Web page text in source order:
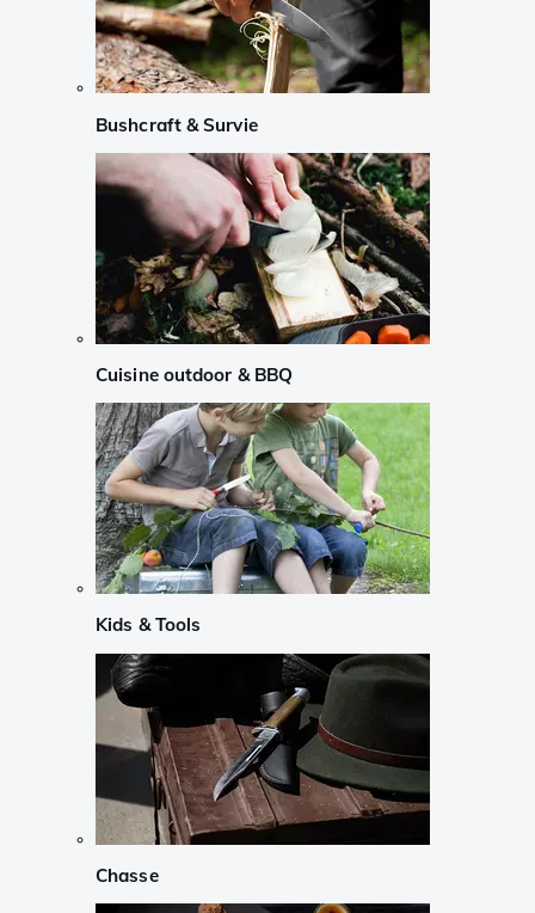
Bushcraft & Survie
Cuisine outdoor & BBQ
Kids & Tools
Chasse